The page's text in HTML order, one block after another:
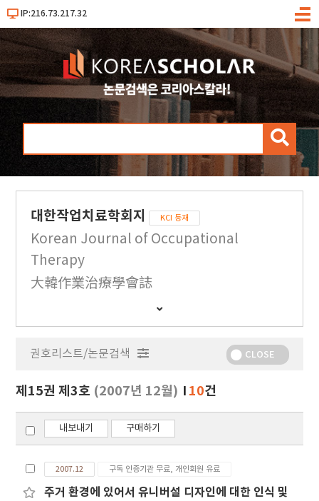
IP:216.73.217.32
메
검
대한작업치료학회지 KCI 등재
Korean Journal of Occupational
Therapy
大韓作業治療學會誌
간
행
보
기
권호리스트/논문검색 CLOSE
제15권 제3호 (2007년 12월) 10건
내보내기 구매하기
2007.12 구독 인증기관 무료, 개인회원 유료
주거 환경에 있어서 유니버설 디자인에 대한 인식 및